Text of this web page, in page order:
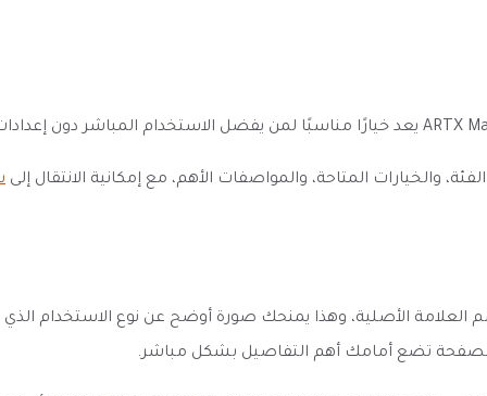
المتاحة، والمواصفات الأهم، مع إمكانية الانتقال إلى
العلامة الأصلية، وهذا يمنحك صورة أوضح عن نوع الاستخدام
الصفحة تضع أمامك أهم التفاصيل بشكل مباشر.